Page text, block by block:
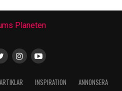
INSPIRATION
ANNONSERA